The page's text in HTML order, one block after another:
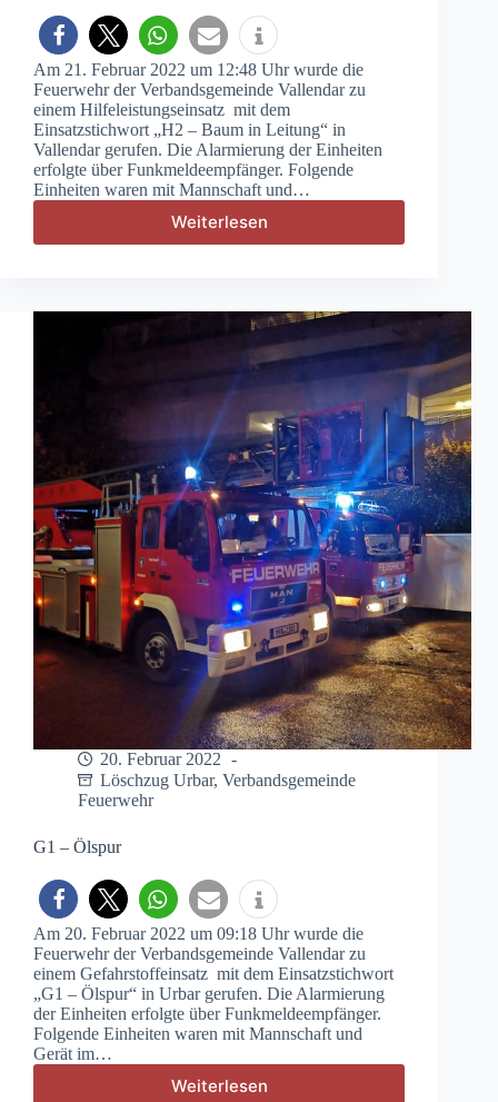
Am 21. Februar 2022 um 12:48 Uhr wurde die
Feuerwehr der Verbandsgemeinde Vallendar zu
einem Hilfeleistungseinsatz mit dem
Einsatzstichwort „H2 – Baum in Leitung“ in
Vallendar gerufen. Die Alarmierung der Einheiten
erfolgte über Funkmeldeempfänger. Folgende
Einheiten waren mit Mannschaft und…
Weiterlesen
H2
–
Leitung
20. Februar 2022
Löschzug Urbar, Verbandsgemeinde
Feuerwehr
G1 – Ölspur
Am 20. Februar 2022 um 09:18 Uhr wurde die
Feuerwehr der Verbandsgemeinde Vallendar zu
einem Gefahrstoffeinsatz mit dem Einsatzstichwort
„G1 – Ölspur“ in Urbar gerufen. Die Alarmierung
der Einheiten erfolgte über Funkmeldeempfänger.
Folgende Einheiten waren mit Mannschaft und
Gerät im…
Weiterlesen
G1